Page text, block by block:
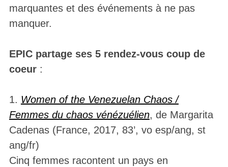
marquantes et des événements à ne pas
manquer.
EPIC partage ses 5 rendez-vous coup de
coeur:
1. Women of the Venezuelan Chaos /
Femmes du chaos vénézuélien, de Margarita
Cadenas (France, 2017, 83’, vo esp/ang, st
ang/fr)
Cinq femmes racontent un pays en